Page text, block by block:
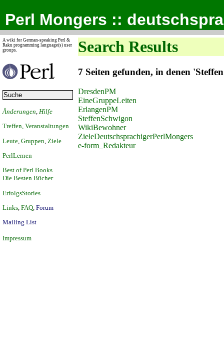
Perl Mongers ::
A wiki for German-speaking Perl &
Raku programming language(s) user
groups.
Änderungen Hilfe
Treffen, Veranstaltungen
Leute Gruppen Ziele
PerlLernen
Best of Perl Books
Die Besten Bücher
ErfolgsStories
Links FAQ Forum
Mailing List
Impressum
Search Results
7 Seiten gefunden, in denen
DresdenPM
EineGruppeLeiten
ErlangenPM
SteffenSchwigon
WikiBewohner
ZieleDeutschsprachigerPerlMongers
e-form_Redakteur